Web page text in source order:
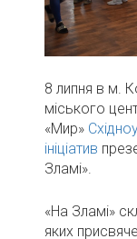
8 липня в м.
міського
«Мир»
ініціатив
Зламі».
«На Зламі»
яких